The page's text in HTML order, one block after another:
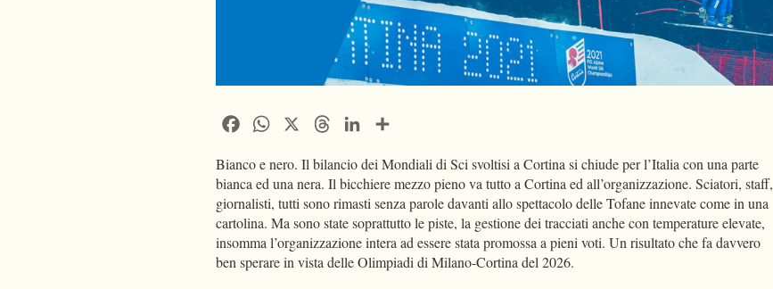
FacebookWhatsApp ThreadsLinkedIn
Bianco e nero. Il bilancio dei Mondiali di Sci svoltisi a Cortina si chiude per l’Italia con una parte
bianca ed una nera. Il bicchiere mezzo pieno va tutto a Cortina ed all’organizzazione. Sciatori, staff,
giornalisti, tutti sono rimasti senza parole davanti allo spettacolo delle Tofane innevate come in una
cartolina. Ma sono state soprattutto le piste, la gestione dei tracciati anche con temperature elevate,
insomma l’organizzazione intera ad essere stata promossa a pieni voti. Un risultato che fa davvero
ben sperare in vista delle Olimpiadi di Milano-Cortina del 2026.